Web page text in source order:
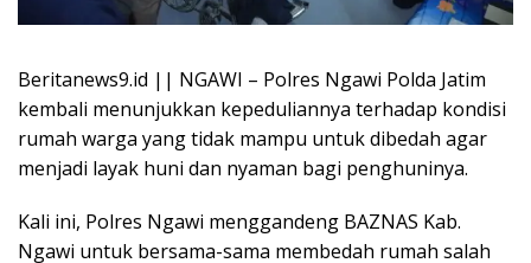
Beritanews9.id || NGAWI – Polres Ngawi Polda Jatim
kembali menunjukkan kepeduliannya terhadap kondisi
rumah warga yang tidak mampu untuk dibedah agar
menjadi layak huni dan nyaman bagi penghuninya.
Kali ini, Polres Ngawi menggandeng BAZNAS Kab.
Ngawi untuk bersama-sama membedah rumah salah